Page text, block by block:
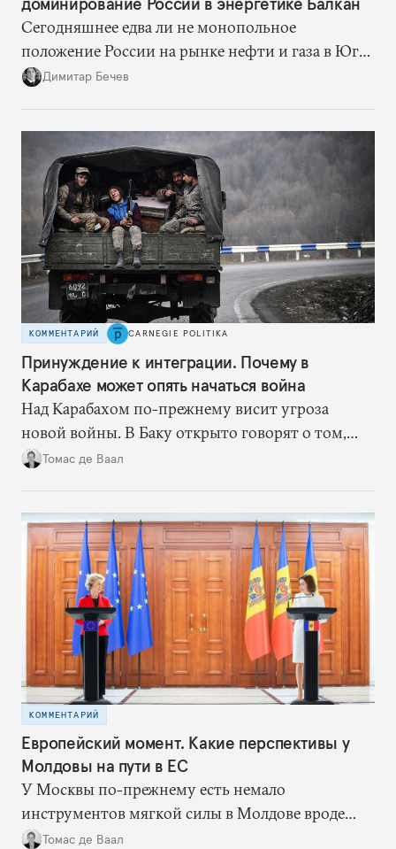
Сегодняшнее едва ли не монопольное
положение России на рынке нефти и газа в Юго-
Восточной Европе — это уходящая натура.
что неизбежно сократит продажи российских
энергоносителей в регионе
Димитар Бечев
КОММЕНТАРИЙ CARNEGIE POLITIKA
Принуждение к интеграции. Почему в
Карабахе может опять начаться война
Над Карабахом по-прежнему висит угроза
новой войны. В Баку открыто говорят о том,
что «проведение военной операции по
вооруженных отрядов, которые еще остаются в
Карабахе
Томас де Ваал
КОММЕНТАРИЙ
Европейский момент. Какие перспективы у
Молдовы на пути в ЕС
У Москвы по-прежнему есть немало
инструментов мягкой силы в Молдове вроде
русскоязычных СМИ и православной церкви,
Томас де Ваал